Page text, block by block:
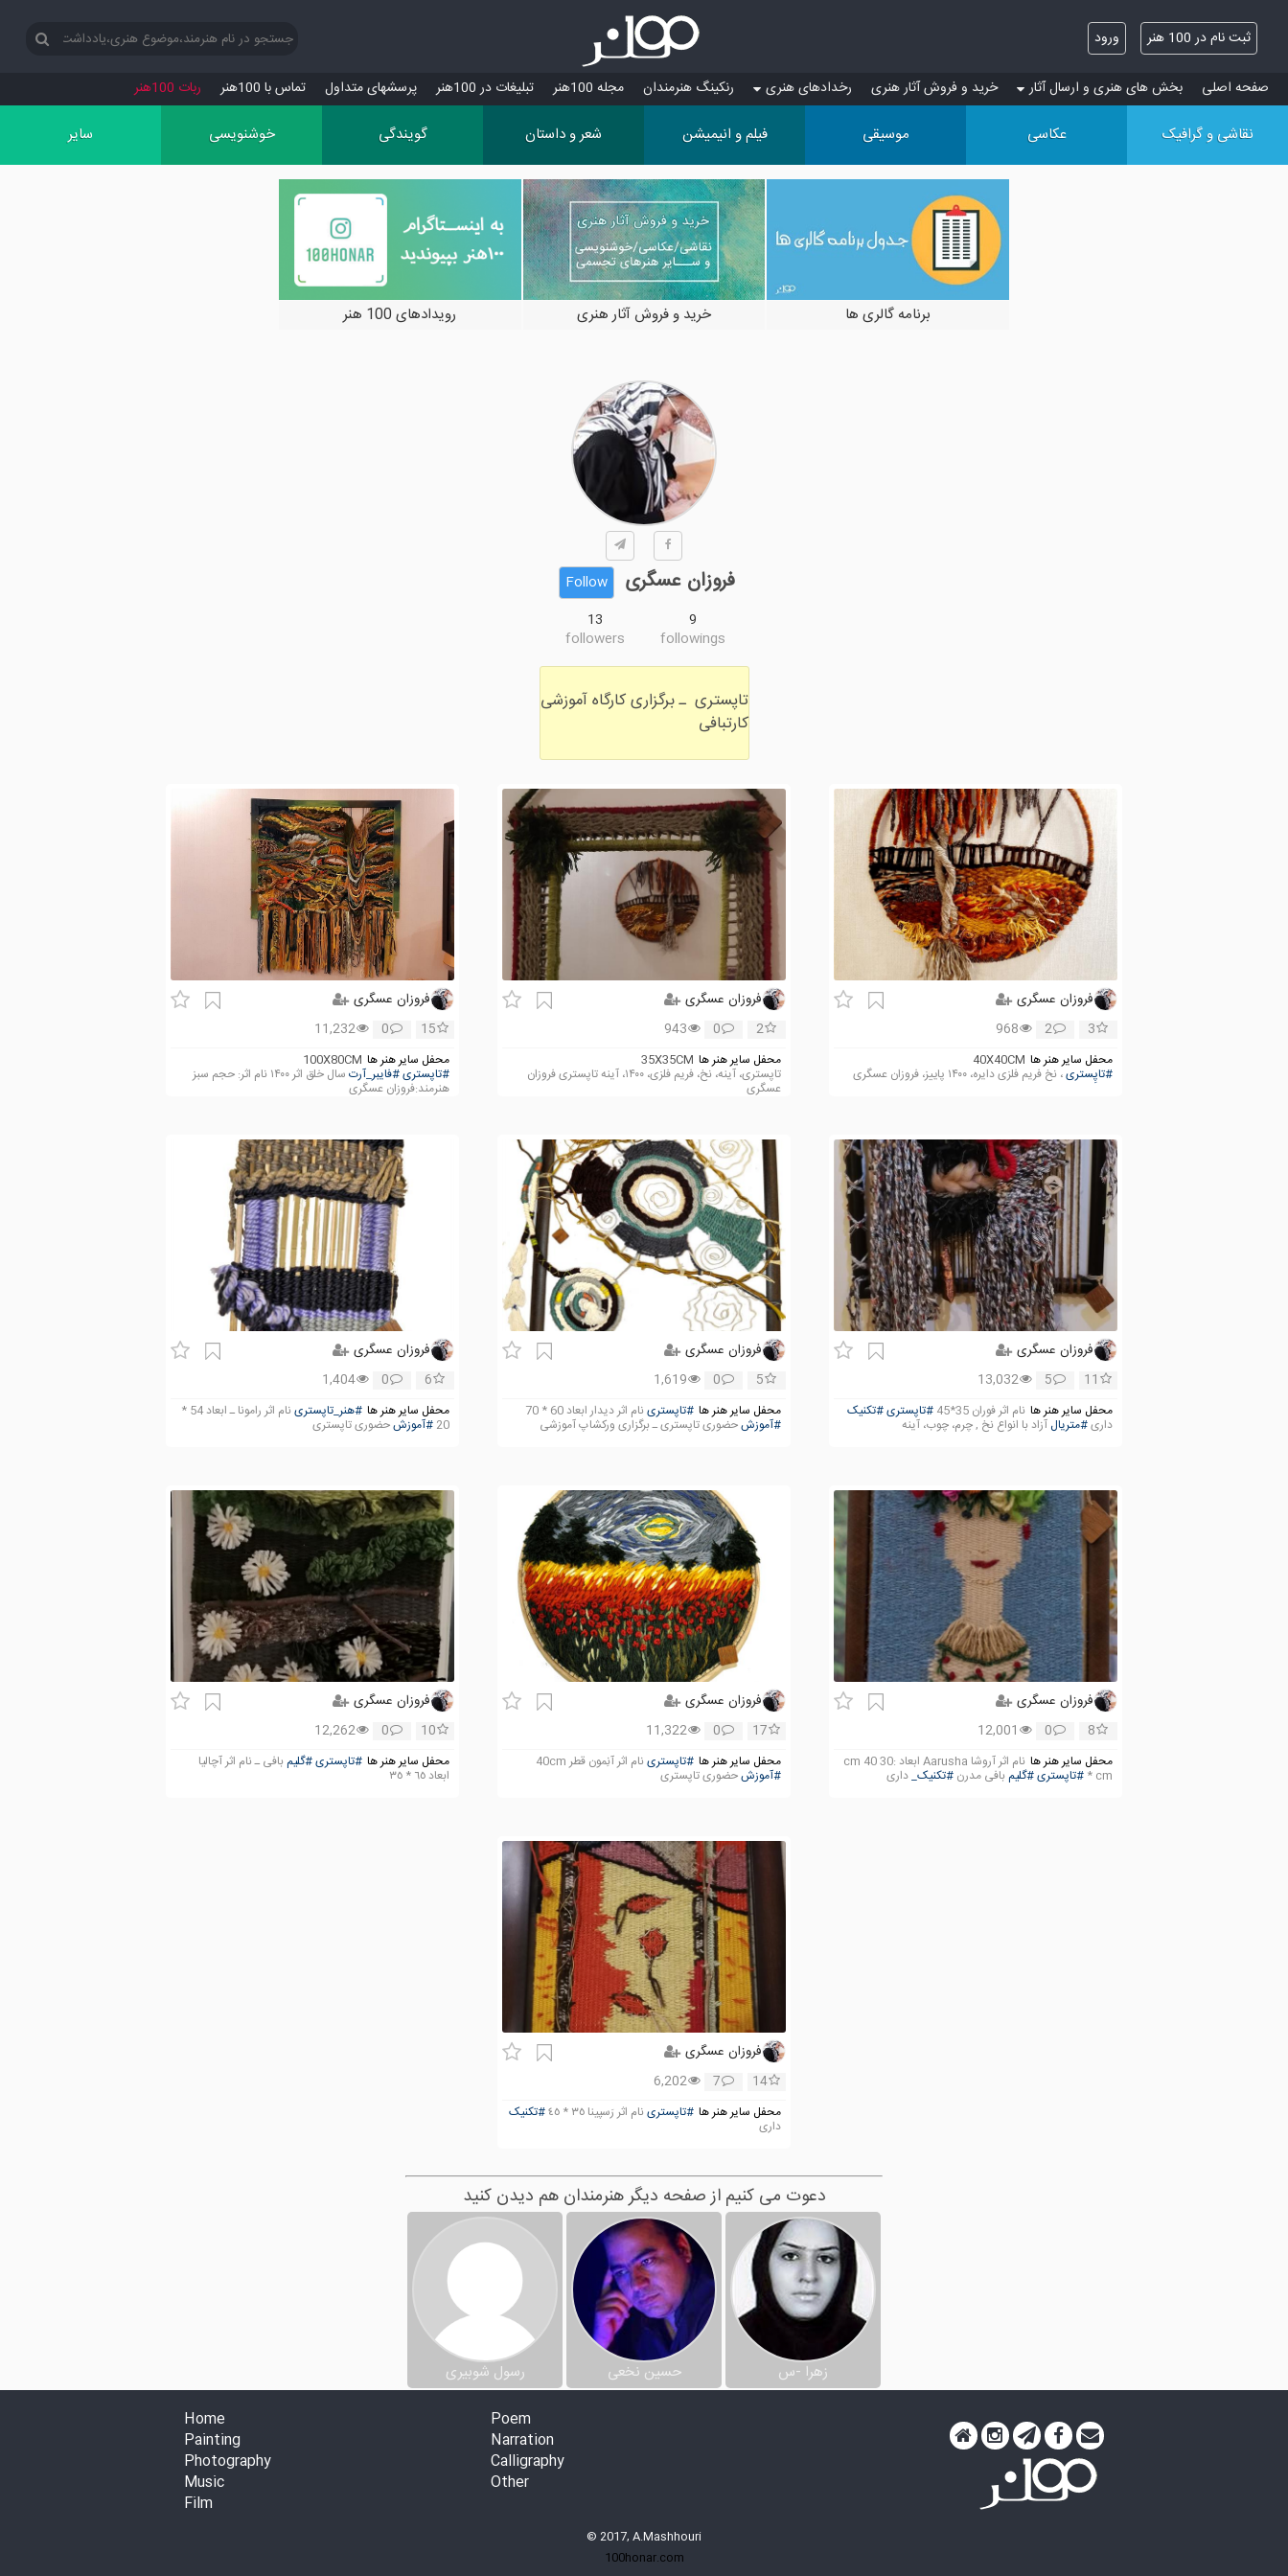
ثبت نام در 100 هنر ورود
صفحه اصلی بخش های هنری و ارسال آثار خرید و فروش آثار هنری رخدادهای هنری رنکینگ هنرمندان مجله 100هنر تبلیغات در 100هنر پرسش‏های متداول تماس با 100هنر ربات 100هنر
نقاشی و گرافیک عکاسی موسیقی فیلم و انیمیشن شعر و داستان گویندگی خوشنویسی سایر
رویدادهای 100 هنر خرید و فروش آثار هنری برنامه گالری ها
فروزان عسگری
Follow
9
followings
13
followers
فروزان عسگری
3
2
968
محفل سایر هنر ها 40X40CM
#تاپِستری، نخ فریم فلزی دایره، ۱۴۰۰ پاییز، فروزان عسگری
فروزان عسگری
2
0
943
محفل سایر هنر ها 35X35CM
تاپستری، آینه، نخ، فریم فلزی، ۱۴۰۰، آینه تاپستری فروزان
عسگری
فروزان عسگری
15
0
11,232
محفل سایر هنر ها 100X80CM
#تاپستری#فایبر_آرت سال خلق اثر ۱۴۰۰ نام اثر: حجم سبز
هنرمند:فروزان عسگری
فروزان عسگری
11
5
13,032
محفل سایر هنر ها نام اثر فوران 35*45 #تاپستری#تکنیک
داری#متریال آزاد با انواع نخ , چرم، چوب، آینه
فروزان عسگری
5
0
1,619
محفل سایر هنر ها #‌تاپستری نام اثر دیدار ابعاد 60 * 70
#آموزشحضوری تاپستری ـ برگزاری ورکشاپ آموزشی
فروزان عسگری
6
0
1,404
محفل سایر هنر ها #هنر_‌تاپستری نام اثر رامونا ـ ابعاد 54 *
20 #آموزشحضوری تاپستری
فروزان عسگری
8
0
12,001
محفل سایر هنر ها نام اثر ‌آروشا ‌Aarusha ابعاد :30 cm 40
* cm #تاپستری#‌گلیم بافی مدرن #تکنیک_داری
فروزان عسگری
17
0
11,322
محفل سایر هنر ها #تاپستری ‌نام اثر آنِمون‌ قطر 40cm
#آموزشحضوری تاپستری
فروزان عسگری
10
0
12,262
محفل سایر هنر ها #تاپستری#‌گلیم بافی ـ نام اثر آچالیا
ابعاد ٦٥ *‌ ٣٥
فروزان عسگری
14
7
6,202
محفل سایر هنر ها #تاپستری نام اثر رَسپینا ٣٥ *‌ ٤٥ #‌تکنیک
داری
دعوت می کنیم از صفحه دیگر هنرمندان هم دیدن کنید
زهرا -س حسین نخعی
رسول شوبیری
Home
Painting
Photography
Music
Film
Poem
Narration
Calligraphy
Other
© 2017, A.Mashhouri
100honar.com